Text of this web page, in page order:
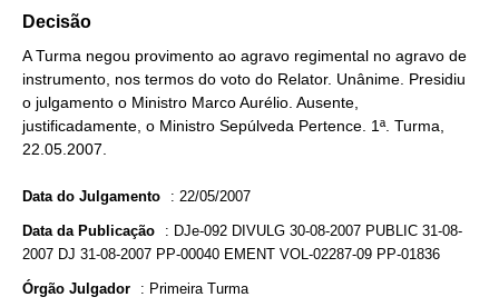
Decisão
A Turma negou provimento ao agravo regimental no agravo de
instrumento, nos termos do voto do Relator. Unânime. Presidiu
o julgamento o Ministro Marco Aurélio. Ausente,
justificadamente, o Ministro Sepúlveda Pertence. 1ª. Turma,
22.05.2007.
Data do Julgamento : 22/05/2007
Data da Publicação : DJe-092 DIVULG 30-08-2007 PUBLIC 31-08-
2007 DJ 31-08-2007 PP-00040 EMENT VOL-02287-09 PP-01836
Órgão Julgador : Primeira Turma